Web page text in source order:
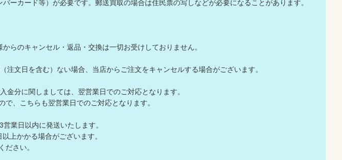
ーカード等）が必要です。郵送買取の場合は住民票の写しなどが必要になることがあります。
らのキャンセル・返品・交換は一切お受けしておりません。
注文日を含む）ない場合、当店からご注文をキャンセルする場合がございます。
金分に関しましては、翌営業日でのご対応となります。
で、こちらも翌営業日でのご対応となります。
業日以内に発送いたします。
上かかる場合がございます。
さい。